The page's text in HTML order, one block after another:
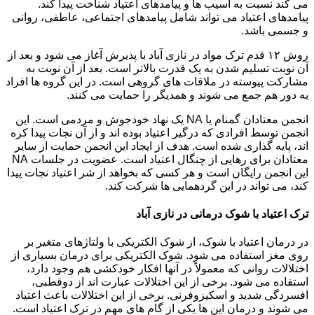
می کند نسبت به آسیب ها و پیامدهای اعتیاد شناخت پیدا کند.
پیامدهای اعتیاد می تواند شامل پیامدهای اجتماعی، عاطفی، روانی
و جسمی باشد.
روش ۱۲ قدم ترک مواد در نازی آباد با پذیرش آغاز می شود و بعد از
آن نوبت تسلیم شدن به یک قدرت بالاتر است. بعد از آن نوبت به
مشارکت پیوسته در ملاقات های گروهی است. در این گروه ها افراد
به دور هم جمع می شوند و همدیگر را حمایت می کنند.
انجمن معتادان گمنام یا NA یک نهاد خودجوش و مردمی است. این
انجمن توسط افرادی که درگیر اعتیاد بوده اند و از آن نجات پیدا کره
اند، پایه گذاری شده است. هدف از ایجاد این انجمن حمایت از سایر
معتادان برای رهایی از چنگال اعتیاد است. عضویت در جلسات NA
این انجمن رایگان است و هر کسی که بخواهد از شر اعتیاد نجات پیدا
کند، می تواند در این گردهمایی ها شرکت کند.
ترک اعتیاد با شوک درمانی در نازی آباد
در درمان اعتیاد با شوک، از شوک الکتریکی با ولتاژهای متغیر بر
روی مغز استفاده می شود. شوک الکتریکی برای درمان بسیاری از
اختلالات روانی که معمولاً در آنها افکار خودکشی هم وجود دارد،
استفاده می شود. برخی از این اختلالات عبارت اند از دوقطبی،
افسردگی شدید و اسکیزوفرنی. برخی از این اختلالات باعث اعتیاد
می شوند و درمان این ها یکی از گام های مهم در ترک اعتیاد است.